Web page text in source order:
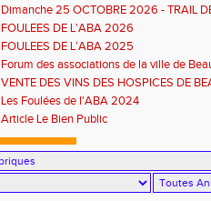
Dimanche 25 OCTOBRE 2026 - TRAIL
L'OUCHE
FOULEES DE L'ABA 2026
FOULEES DE L'ABA 2025
Forum des associations de la ville de
VENTE DES VINS DES HOSPICES DE
Les Foulées de l'ABA 2024
Article Le Bien Public